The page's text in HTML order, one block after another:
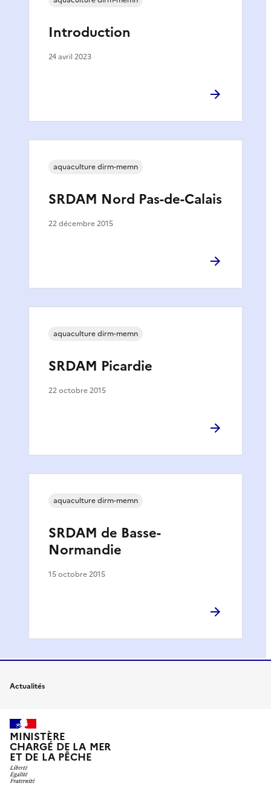
Introduction
24 avril 2023
SRDAM Nord Pas-de-Calais
aquaculture dirm-memn
22 décembre 2015
SRDAM Picardie
aquaculture dirm-memn
22 octobre 2015
SRDAM de Basse-
Normandie
aquaculture dirm-memn
15 octobre 2015
Actualités
MINISTÈRE
CHARGÉ DE LA MER
ET DE LA PÊCHE